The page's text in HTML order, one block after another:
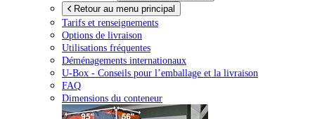
Retour au menu principal
Tarifs et renseignements
Options de livraison
Utilisations fréquentes
Déménagements internationaux
U-Box - Conseils pour l’emballage et la livraison
FAQ
Dimensions du conteneur